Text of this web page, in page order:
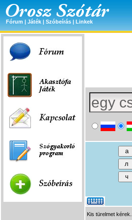
Fórum | Játék | Szóbeírás | Linkek
Kis türelmet kérek...